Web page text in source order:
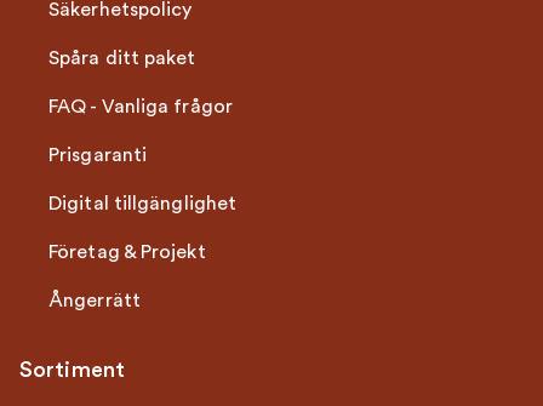
Säkerhetspolicy
Spåra ditt paket
FAQ - Vanliga frågor
Prisgaranti
Digital tillgänglighet
Företag & Projekt
Ångerrätt
Sortiment